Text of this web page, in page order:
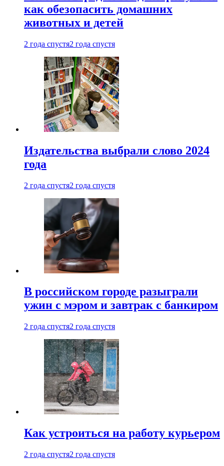
как обезопасить домашних
животных и детей
2 года спустя2 года спустя
Издательства выбрали слово 2024
года
2 года спустя2 года спустя
В российском городе разыграли
ужин с мэром и завтрак с банкиром
2 года спустя2 года спустя
Как устроиться на работу курьером
2 года спустя2 года спустя